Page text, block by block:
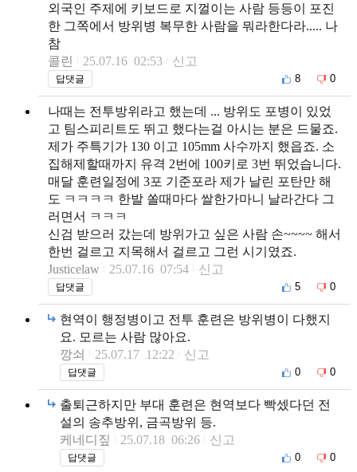
외국인 주제에 키보드로 지껄이는 사람 등등이 포진
한 그쪽에서 방위병 복무한 사람을 뭐라한다라..... 나
참
콜린
25.07.16 02:53 신고
답댓글 8 0
나때는 전투방위라고 했는데 ... 방위도 포병이 있었
고 팀스피리트도 뛰고 했다는걸 아시는 분은 드물죠.
제가 주특기가 130 이고 105mm 사수까지 했읍죠. 소
집해제할때까지 유격 2번에 100키로 3번 뛰었습니다.
매달 훈련일정에 3포 기준포라 제가 날린 포탄만 해
도 ㅋㅋㅋㅋ 한발 쏠때마다 쌀한가마니 날라간다 그
러면서 ㅋㅋㅋ
신검 받으러 갔는데 방위가고 싶은 사람 손~~~~ 해서
한번 걸르고 지목해서 걸르고 그런 시기였죠.
Justicelaw
25.07.16 07:54 신고
답댓글 5 0
현역이 행정병이고 전투 훈련은 방위병이 다했지
요. 모르는 사람 많아요.
깡쇠
25.07.17 12:22 신고
답댓글 0 0
출퇴근하지만 부대 훈련은 현역보다 빡셌다던 전
설의 송추방위, 금곡방위 등.
케네디짚
25.07.18 06:26 신고
답댓글 0 0